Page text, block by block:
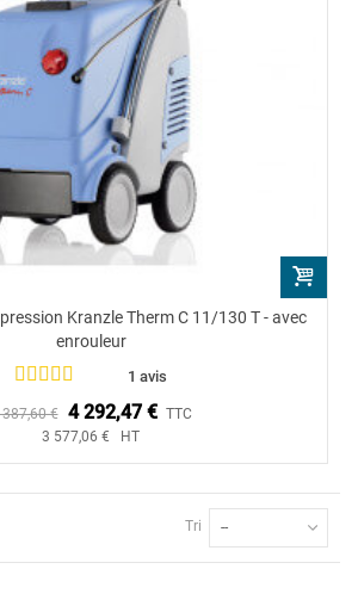
Kranzle Therm C 11/130 T - avec
enrouleur
1 avis
€ 4 292,47 € TTC
3 577,06 € HT
Tri --